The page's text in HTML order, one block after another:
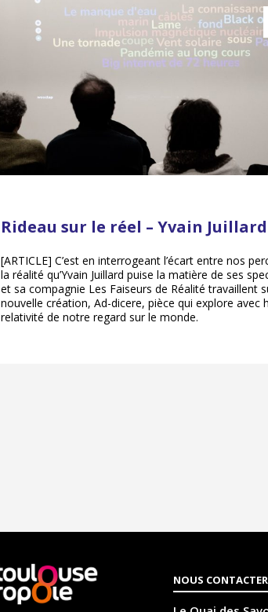
Rideau sur le réel – Yvain Juillard
[ARTICLE] C’est en interrogeant l’écart entre nos
la réalité qu’Yvain Juillard puise la matière de ses
et sa compagnie Les Faiseurs de Réalité travaillent
nouvelle création, Ad-dicere, pièce qui explore avec
relativité de notre regard sur le monde.
En
savoir
plus
NOUS CONTACTER